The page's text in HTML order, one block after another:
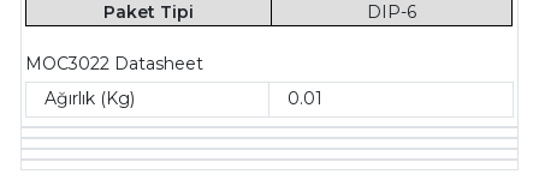
Paket Tipi
DIP-6
MOC3022 Datasheet
Ağırlık (Kg)
0.01